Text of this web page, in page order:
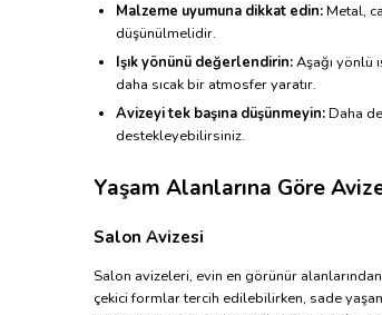
Malzeme uyumuna dikkat edin:Metal,
düşünülmelidir.
Işık yönünü değerlendirin:Aşağı yönlü
daha sıcak bir atmosfer yaratır.
Avizeyi tek başına düşünmeyin:Daha
destekleyebilirsiniz.
Yaşam Alanlarına Göre
Salon Avizesi
Salon avizeleri, evin en görünür
çekici formlar tercih edilebilirken, sade